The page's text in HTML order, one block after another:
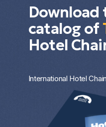
Download
catalog of
Hotel
International Hotel